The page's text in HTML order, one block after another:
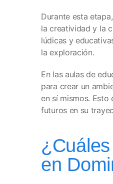
Durante esta
la creatividad y la
lúdicas y
la exploración.
En las aulas de
para crear un
en sí mismos.
futuros en su
en